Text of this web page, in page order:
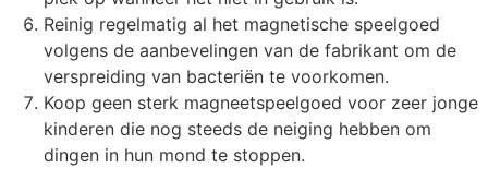
Reinig regelmatig al het magnetische speelgoed
volgens de aanbevelingen van de fabrikant om de
verspreiding van bacteriën te voorkomen.
Koop geen sterk magneetspeelgoed voor zeer jonge
kinderen die nog steeds de neiging hebben om
dingen in hun mond te stoppen.